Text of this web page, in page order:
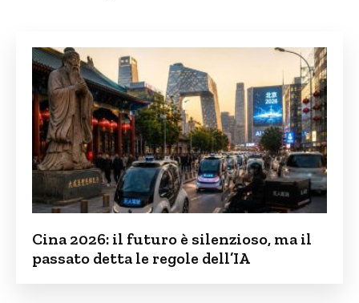
Cina 2026: il futuro è silenzioso, ma il
passato detta le regole dell’IA